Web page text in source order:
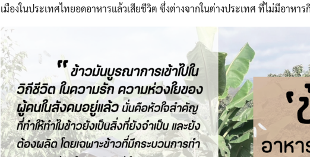
เมืองในประเทศไทย​อดอาหารแล้วเสียชีวิต​ ซึ่งต่างจากในต่างประเทศ​ ที่ไม่มีอาหา